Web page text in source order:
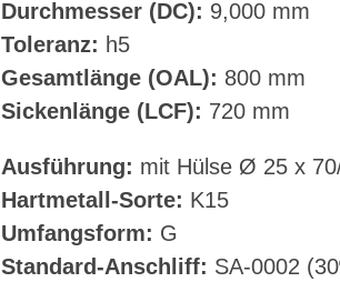
Durchmesser (DC): 9,000 mm
Toleranz: h5
Gesamtlänge (OAL): 800 mm
Sickenlänge (LCF): 720 mm
Ausführung: mit Hülse Ø 25 x
Hartmetall-Sorte: K15
Umfangsform: G
Standard-Anschliff: SA-0002